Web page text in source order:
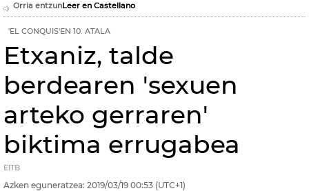
Orria entzunLeer en Castellano
'EL CONQUIS'EN 10. ATALA
Etxaniz, talde
berdearen 'sexuen
arteko gerraren'
biktima errugabea
EITB
Azken eguneratzea: 2019/03/19 00:53 (UTC+1)